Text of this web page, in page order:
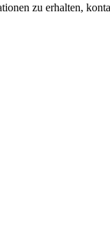
zu erhalten,